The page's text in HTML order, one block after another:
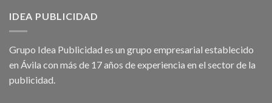
IDEA PUBLICIDAD
Grupo Idea Publicidad es un grupo empresarial establecido
en Ávila con más de 17 años de experiencia en el sector de la
publicidad.